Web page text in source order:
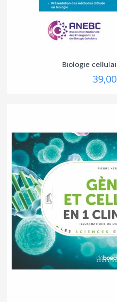
Biologie